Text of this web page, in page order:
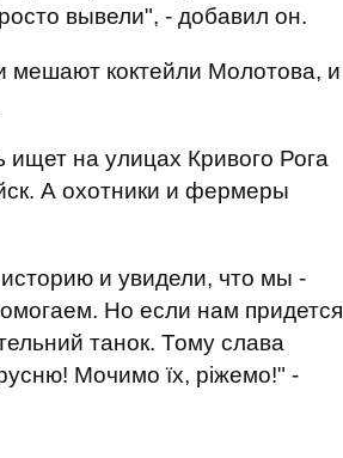
вывели", - добавил он.
мешают коктейли Молотова, и
ищет на улицах Кривого Рога
А охотники и фермеры
и увидели, что мы -
Но если нам придется
танок. Тому слава
Мочимо їх, ріжемо!" -